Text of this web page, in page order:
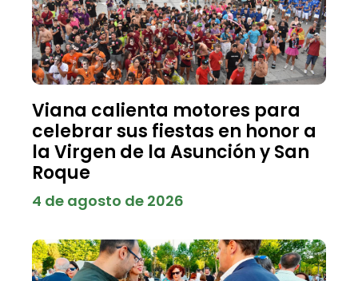
Viana calienta motores para
celebrar sus fiestas en honor a
la Virgen de la Asunción y San
Roque
4 de agosto de 2026